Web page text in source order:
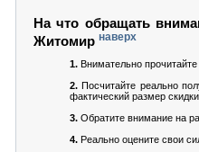
На что обращать
Житомир наверх
1. Внимательно
2. Посчитайте реально
фактический размер скидки.
3. Обратите внимание на
4. Реально оцените свои